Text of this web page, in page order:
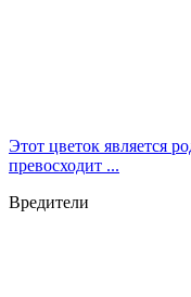
Этот цветок является
превосходит ...
Вредители